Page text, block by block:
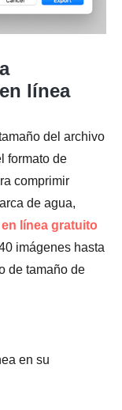
línea
del archivo
formato de
comprimir
de agua,
línea gratuito
imágenes hasta
de tamaño de
en su